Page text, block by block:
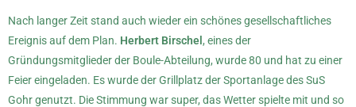
Nach langer Zeit stand auch wieder ein schönes gesellschaftliches
Ereignis auf dem Plan. Herbert Birschel , eines der
Gründungsmitglieder der Boule-Abteilung, wurde 80 und hat zu einer
Feier eingeladen. Es wurde der Grillplatz der Sportanlage des SuS
Gohr genutzt. Die Stimmung war super, das Wetter spielte mit und so